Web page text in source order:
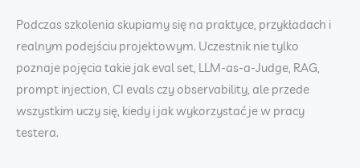
Podczas szkolenia skupiamy się na praktyce, przykładach i
realnym podejściu projektowym. Uczestnik nie tylko
poznaje pojęcia takie jak eval set, LLM-as-a-Judge, RAG,
prompt injection, CI evals czy observability, ale przede
wszystkim uczy się, kiedy i jak wykorzystać je w pracy
testera.